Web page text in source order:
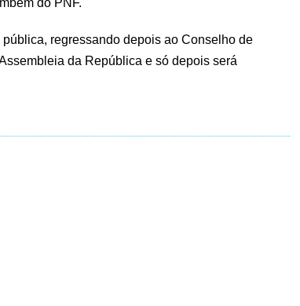
do PNF.
regressando depois ao Conselho de
da República e só depois será